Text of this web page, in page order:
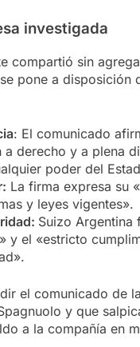
investigada
compartió sin
pone a disposición
: El comunicado
a derecho y a plena
poder del
La firma expresa su
y leyes vigentes».
Suizo Argentina
y el «estricto
el comunicado de
y que
a la compañía en